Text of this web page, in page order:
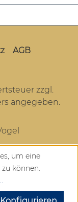
AGB
zzgl.
angegeben.
um eine
können.
shopvote.de ⓘ